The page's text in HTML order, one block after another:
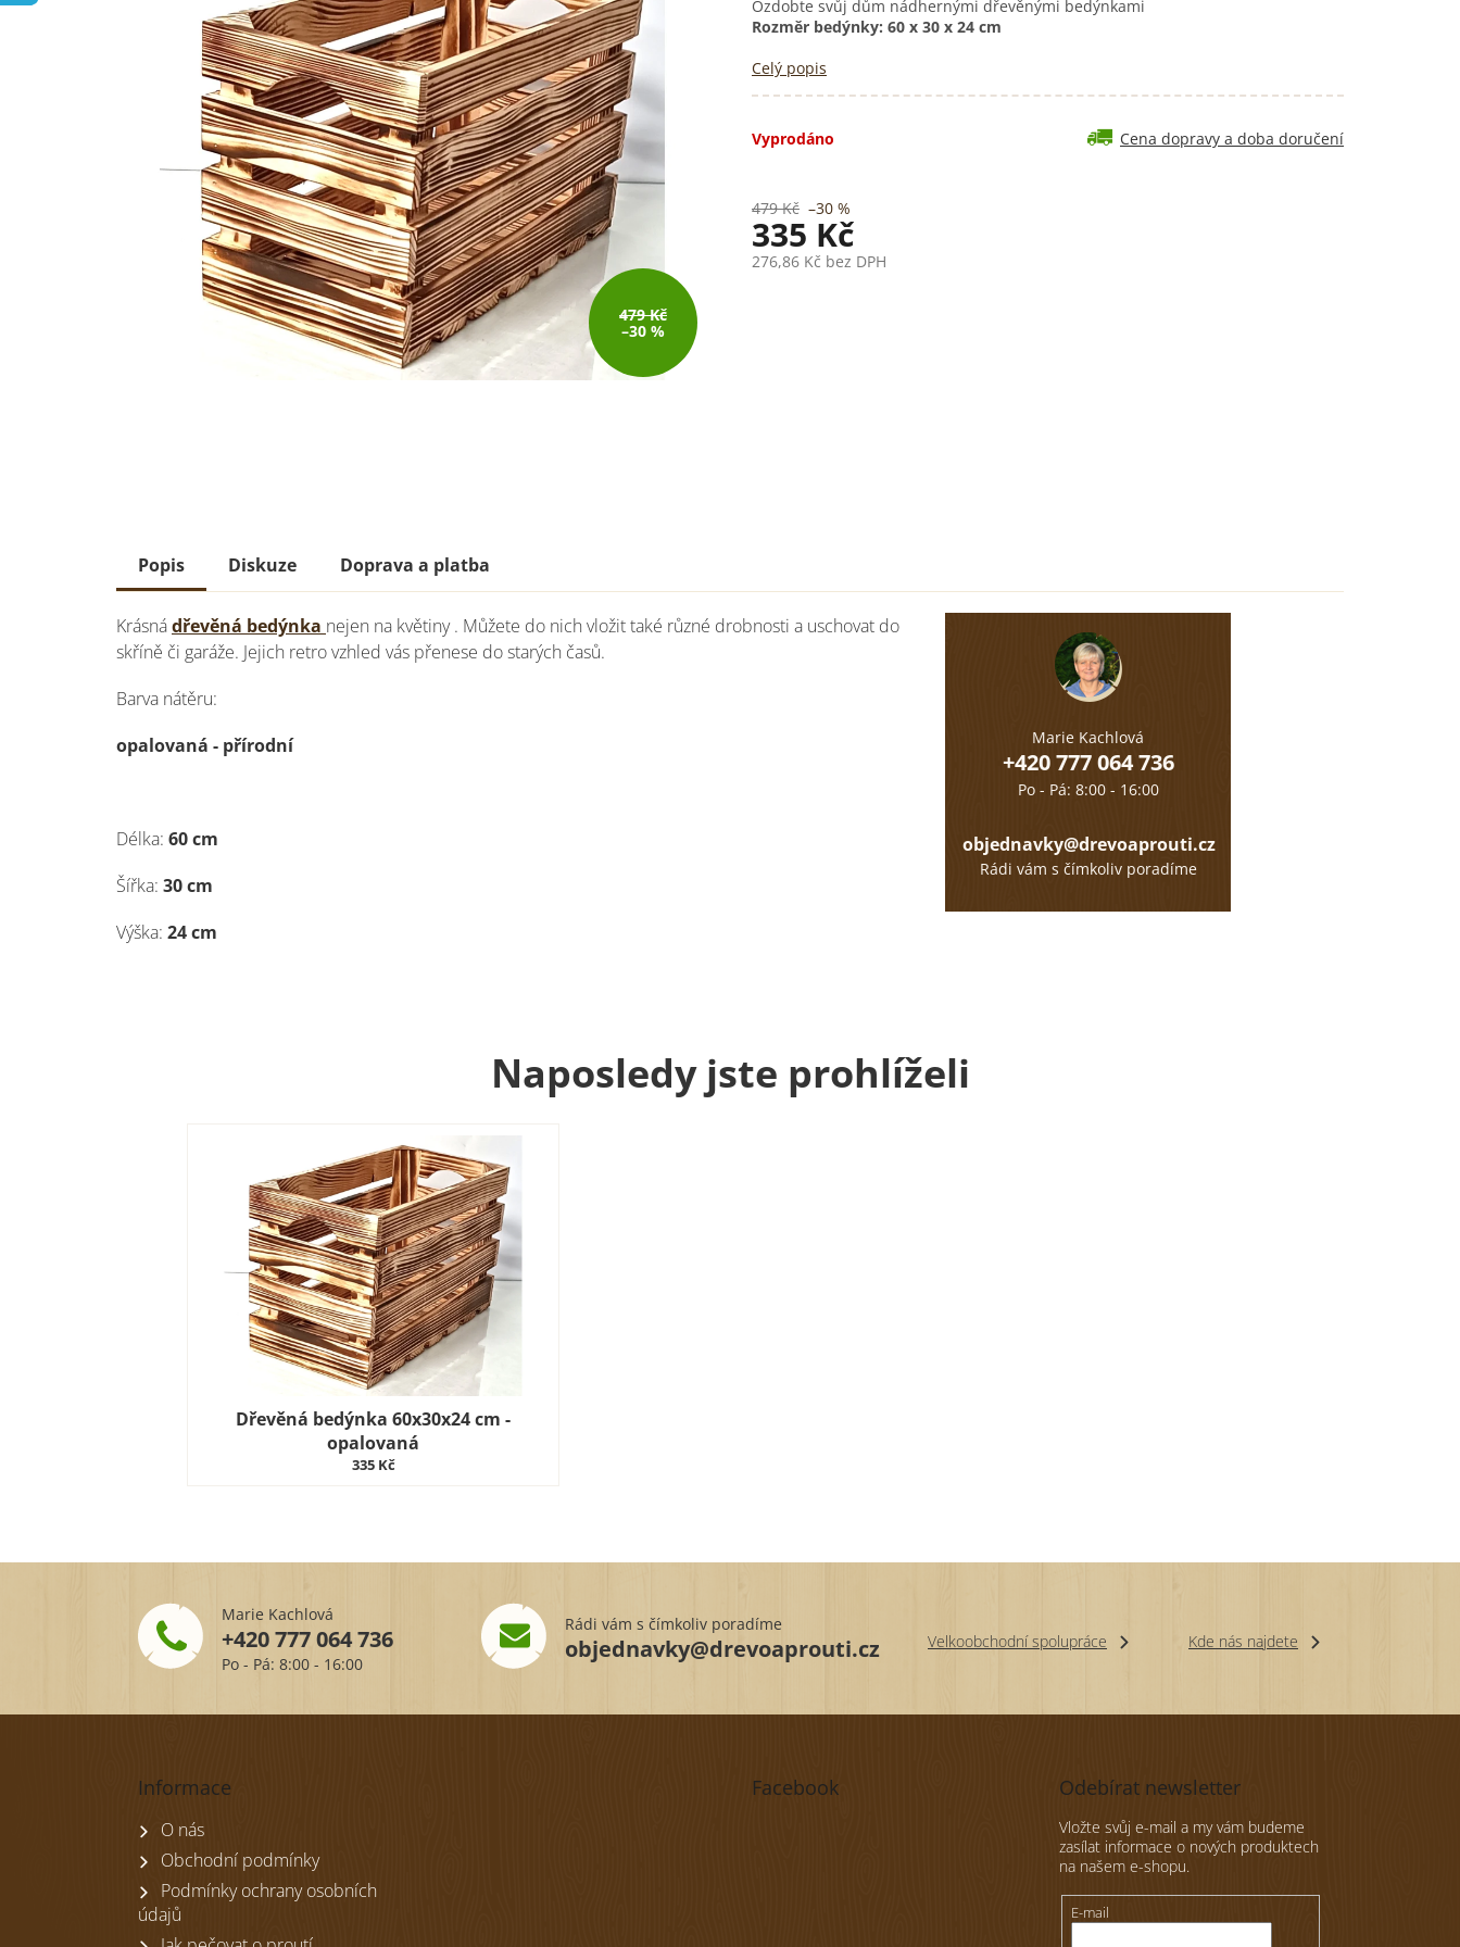
479 Kč
–30 %
Ozdobte svůj dům nádhernými dřevěnými bedýnkami
Rozměr bedýnky: 60 x 30 x 24 cm
Celý popis
Vyprodáno Cena dopravy a doba doručení
479 Kč –30 %
335 Kč
276,86 Kč bez DPH
Popis Diskuze Doprava a platba
Krásnádřevěná bedýnka nejen na květiny . Můžete do nich vložit také různé drobnosti a uschovat do
skříně či garáže. Jejich retro vzhled vás přenese do starých časů.
Barva nátěru:
opalovaná - přírodní
Délka: 60 cm
Šířka: 30 cm
Výška: 24 cm
Marie Kachlová
+420 777 064 736
Po - Pá: 8:00 - 16:00
objednavky@drevoaprouti.cz
Rádi vám s čímkoliv poradíme
Naposledy jste prohlíželi
Dřevěná bedýnka 60x30x24 cm -
opalovaná
335 Kč
Marie Kachlová
+420 777 064 736
Po - Pá: 8:00 - 16:00 objednavky@drevoaprouti.cz
Rádi vám s čímkoliv poradíme
Velkoobchodní spolupráce
Kde nás najdete
Informace
O nás
Obchodní podmínky
Podmínky ochrany osobních
údajů
Facebook Odebírat newsletter
Vložte svůj e-mail a my vám budeme
zasílat informace o nových produktech
na našem e-shopu.
E-mail